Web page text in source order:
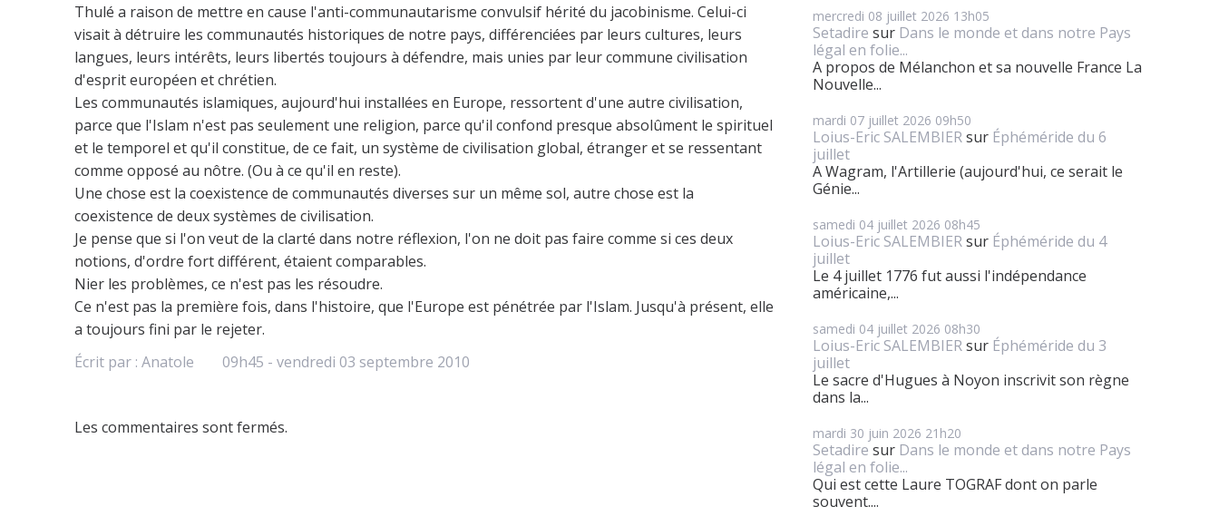
Thulé a raison de mettre en cause l'anti-communautarisme convulsif hérité du jacobinisme. Celui-ci
visait à détruire les communautés historiques de notre pays, différenciées par leurs cultures, leurs
langues, leurs intérêts, leurs libertés toujours à défendre, mais unies par leur commune civilisation
d'esprit européen et chrétien.
Les communautés islamiques, aujourd'hui installées en Europe, ressortent d'une autre civilisation,
parce que l'Islam n'est pas seulement une religion, parce qu'il confond presque absolûment le spirituel
et le temporel et qu'il constitue, de ce fait, un système de civilisation global, étranger et se ressentant
comme opposé au nôtre. (Ou à ce qu'il en reste).
Une chose est la coexistence de communautés diverses sur un même sol, autre chose est la
coexistence de deux systèmes de civilisation.
Je pense que si l'on veut de la clarté dans notre réflexion, l'on ne doit pas faire comme si ces deux
notions, d'ordre fort différent, étaient comparables.
Nier les problèmes, ce n'est pas les résoudre.
Ce n'est pas la première fois, dans l'histoire, que l'Europe est pénétrée par l'Islam. Jusqu'à présent, elle
a toujours fini par le rejeter.
Écrit par : Anatole 09h45 - vendredi 03 septembre 2010
Les commentaires sont fermés.
mercredi 08 juillet 2026 13h05
Setadire sur Dans le monde et dans notre Pays
légal en folie...
A propos de Mélanchon et sa nouvelle France La
Nouvelle...
mardi 07 juillet 2026 09h50
Loius-Eric SALEMBIERsur Éphéméride du 6
juillet
A Wagram, l'Artillerie (aujourd'hui, ce serait le
Génie...
samedi 04 juillet 2026 08h45
Loius-Eric SALEMBIERsur Éphéméride du 4
juillet
Le 4 juillet 1776 fut aussi l'indépendance
américaine,...
samedi 04 juillet 2026 08h30
Loius-Eric SALEMBIERsur Éphéméride du 3
juillet
Le sacre d'Hugues à Noyon inscrivit son règne
dans la...
mardi 30 juin 2026 21h20
Setadire sur Dans le monde et dans notre Pays
légal en folie...
Qui est cette Laure TOGRAF dont on parle
souvent....